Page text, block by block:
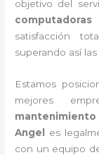
objetivo del
satisfacción
superando así
Estamos
mejores
Angel
es
con un equipo